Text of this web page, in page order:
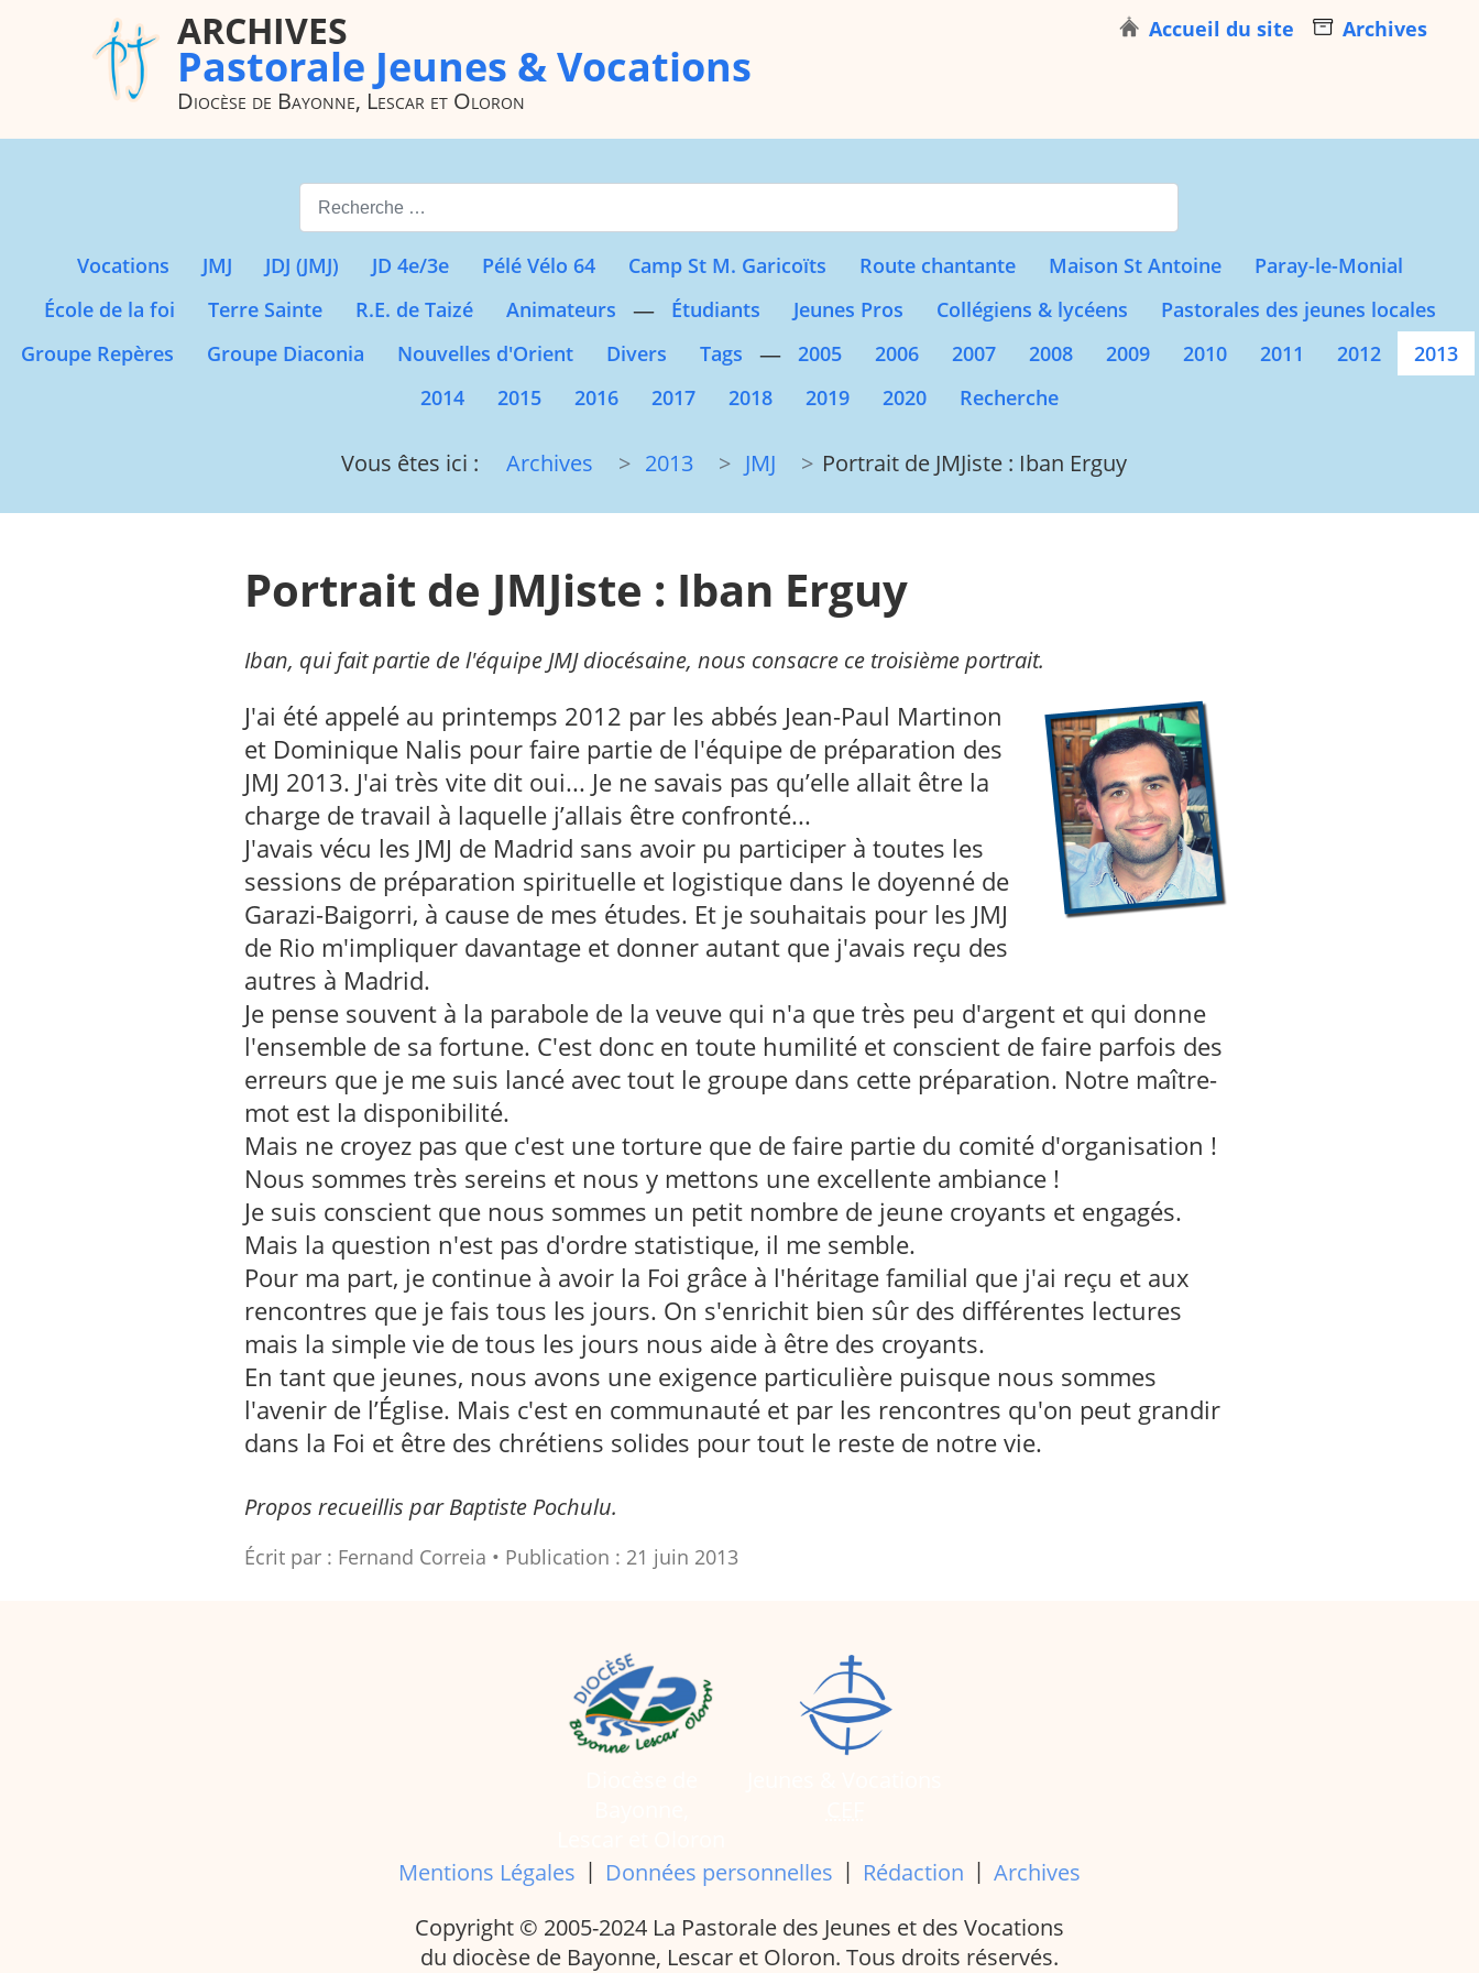
ARCHIVES
Pastorale Jeunes & Vocations
Diocèse de Bayonne, Lescar et Oloron
Accueil du site Archives
Valider
Vocations JMJ JDJ (JMJ) JD 4e/3e Pélé Vélo 64 Camp St M. Garicoïts Route chantante Maison St Antoine
Paray-le-Monial
École de la foi
Terre Sainte R.E. de Taizé Animateurs — Étudiants Jeunes Pros Collégiens & lycéens
Pastorales des jeunes locales
Groupe Repères
Groupe Diaconia Nouvelles d'Orient Divers Tags — 2005 2006 2007 2008 2009 2010 2011 2012
2013
2014
2015 2016 2017 2018 2019 2020 Recherche
Vous êtes ici : Archives 2013 JMJ Portrait de JMJiste : Iban Erguy
Portrait de JMJiste : Iban Erguy
Iban, qui fait partie de l'équipe JMJ diocésaine, nous consacre ce troisième portrait.
J'ai été appelé au printemps 2012 par les abbés Jean-Paul Martinon
et Dominique Nalis pour faire partie de l'équipe de préparation des
JMJ 2013. J'ai très vite dit oui... Je ne savais pas qu’elle allait être la
charge de travail à laquelle j’allais être confronté...
J'avais vécu les JMJ de Madrid sans avoir pu participer à toutes les
sessions de préparation spirituelle et logistique dans le doyenné de
Garazi-Baigorri, à cause de mes études. Et je souhaitais pour les JMJ
de Rio m'impliquer davantage et donner autant que j'avais reçu des
autres à Madrid.
Je pense souvent à la parabole de la veuve qui n'a que très peu d'argent et qui donne
l'ensemble de sa fortune. C'est donc en toute humilité et conscient de faire parfois des
erreurs que je me suis lancé avec tout le groupe dans cette préparation. Notre maître-
mot est la disponibilité.
Mais ne croyez pas que c'est une torture que de faire partie du comité d'organisation !
Nous sommes très sereins et nous y mettons une excellente ambiance !
Je suis conscient que nous sommes un petit nombre de jeune croyants et engagés.
Mais la question n'est pas d'ordre statistique, il me semble.
Pour ma part, je continue à avoir la Foi grâce à l'héritage familial que j'ai reçu et aux
rencontres que je fais tous les jours. On s'enrichit bien sûr des différentes lectures
mais la simple vie de tous les jours nous aide à être des croyants.
En tant que jeunes, nous avons une exigence particulière puisque nous sommes
l'avenir de l’Église. Mais c'est en communauté et par les rencontres qu'on peut grandir
dans la Foi et être des chrétiens solides pour tout le reste de notre vie.
Propos recueillis par Baptiste Pochulu.
Écrit par : Fernand Correia Publication : 21 juin 2013
Mentions Légales | Données personnelles | Rédaction | Archives
Copyright © 2005-2024 La Pastorale des Jeunes et des Vocations
du diocèse de Bayonne, Lescar et Oloron. Tous droits réservés.